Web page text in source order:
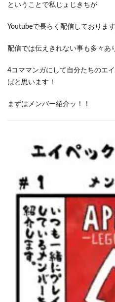
ということで私じょじきちが
Youtubeで長らく配信しておりま
配信では伝えきれない事も多々あ
4コママンガにして自分たちのエ
ばと思います！
まずはメンバー紹介ッ！！